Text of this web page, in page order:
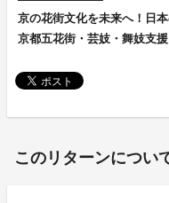
京の花街文化を未来へ！日
京都五花街・芸妓・舞妓支
このリターンについ